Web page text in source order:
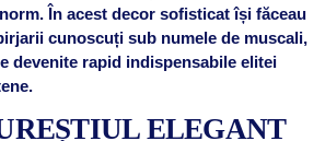
În acest decor sofisticat își făceau
cunoscuți sub numele de muscali,
devenite rapid indispensabile elitei
ELEGANT